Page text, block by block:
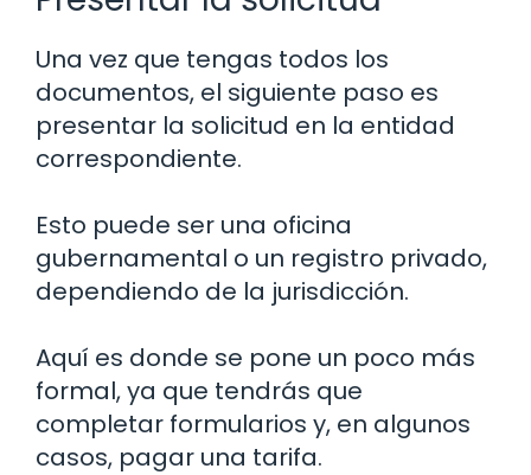
Una vez que tengas todos los
documentos, el siguiente paso es
presentar la solicitud en la entidad
correspondiente.
Esto puede ser una oficina
gubernamental o un registro privado,
dependiendo de la jurisdicción.
Aquí es donde se pone un poco más
formal, ya que tendrás que
completar formularios y, en algunos
casos, pagar una tarifa.